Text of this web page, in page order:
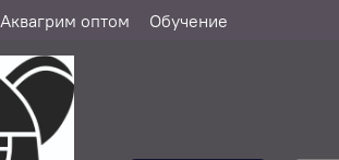
Аквагрим оптом Обучение